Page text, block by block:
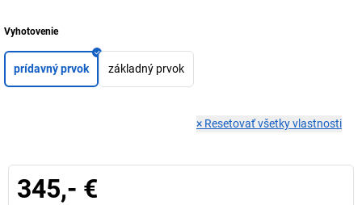
Vyhotovenie
prídavný prvok základný prvok
× Resetovať všetky vlastnosti
345,- €